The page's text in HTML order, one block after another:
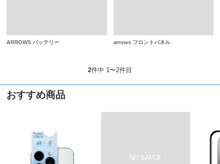
ARROWS バッテリー arrows フロントパネル
2件中 1〜2件目
おすすめ商品